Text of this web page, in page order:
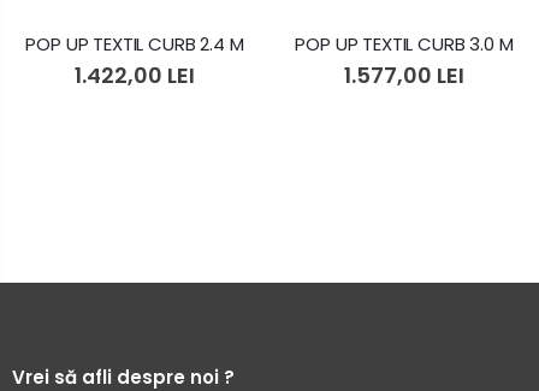
POP UP TEXTIL CURB 2.4 M
1.422,00 LEI
POP UP TEXTIL CURB 3.0 M
1.577,00 LEI
Vrei să afli despre noi ?